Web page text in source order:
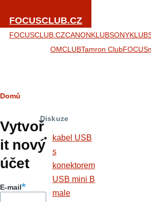
FOCUSCLUB.CZ
FOCUSCLUB.CZCANONKLUBSONYKLUB
OMCLUBTamron Club
Hlavní
záložky
Drobečková
navigace
Domů
Vytvoř
it nový
účet
E-mail
Diskuze
kabel USB
s
konektorem
USB mini B
male